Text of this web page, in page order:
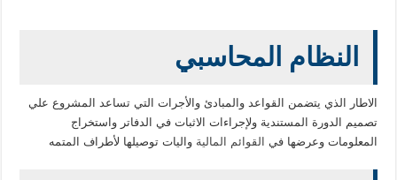
النظام المحاسبي
الاطار الذي يتضمن القواعد والمبادئ والأجرات التي تساعد المشروع علي
تصميم الدورة المستندية ولإجراءات الاثبات في الدفاتر واستخراج
المعلومات وعرضها في
القوائم المالية واليات توصيلها لأطراف المتمه